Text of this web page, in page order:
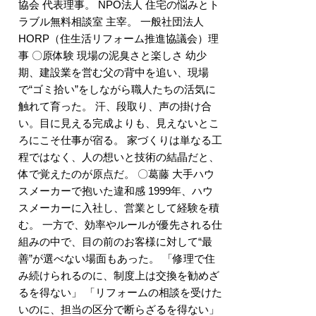
協会 代表理事。 NPO法人 住宅の悩みとト
ラブル無料相談室 主宰。 一般社団法人
HORP（住生活リフォーム推進協議会）理
事 〇原体験 現場の泥臭さと楽しさ 幼少
期、建設業を営む父の背中を追い、現場
で“ゴミ拾い”をしながら職人たちの活気に
触れて育った。 汗、段取り、声の掛け合
い。目に見える完成よりも、見えないとこ
ろにこそ仕事が宿る。 家づくりは単なる工
程ではなく、人の想いと技術の結晶だと、
体で覚えたのが原点だ。 〇葛藤 大手ハウ
スメーカーで抱いた違和感 1999年、ハウ
スメーカーに入社し、営業として経験を積
む。 一方で、効率やルールが優先される仕
組みの中で、目の前のお客様に対して“最
善”が選べない場面もあった。 「修理で住
み続けられるのに、制度上は交換を勧めざ
るを得ない」 「リフォームの相談を受けた
いのに、担当の区分で断らざるを得ない」